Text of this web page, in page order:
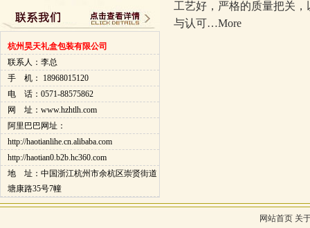
杭州昊天礼盒包装有限公司
联系人：李总
手 机： 18968015120
电 话：0571-88575862
网 址：www.hzhtlh.com
阿里巴巴网址：
http://haotianlihe.cn.alibaba.com
http://haotian0.b2b.hc360.com
地 址：中国浙江杭州市余杭区崇贤街道
塘康路35号7幢
工艺好，严格的质量把关
与认可…More
网站首页 关